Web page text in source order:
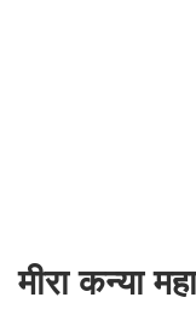
मीरा कन्या